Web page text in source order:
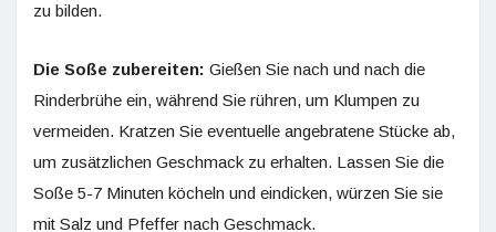
zu bilden.
Die Soße zubereiten: Gießen Sie nach und nach die
Rinderbrühe ein, während Sie rühren, um Klumpen zu
vermeiden. Kratzen Sie eventuelle angebratene Stücke ab,
um zusätzlichen Geschmack zu erhalten. Lassen Sie die
Soße 5-7 Minuten köcheln und eindicken, würzen Sie sie
mit Salz und Pfeffer nach Geschmack.